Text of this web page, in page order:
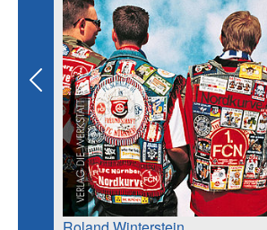
Previous